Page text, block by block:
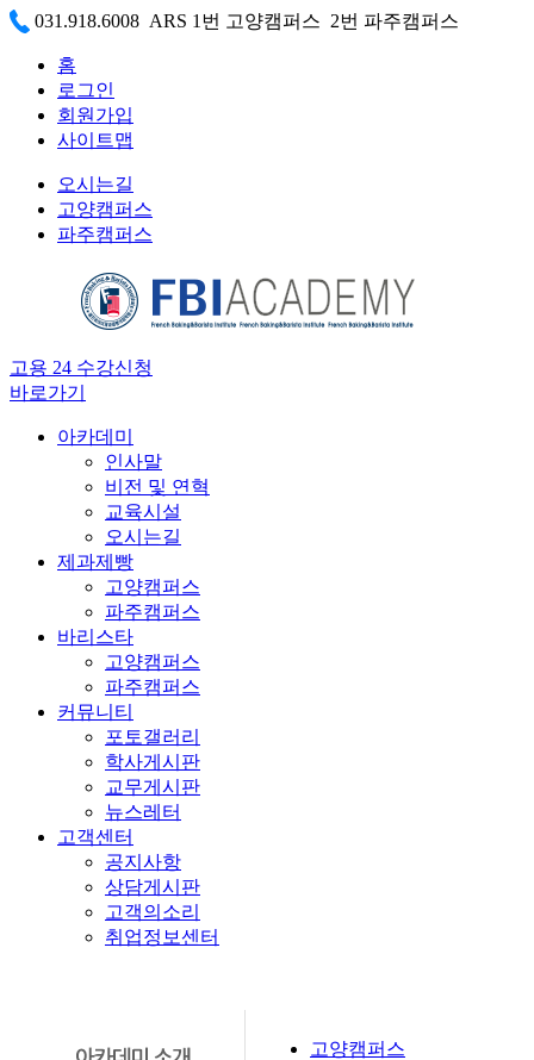
031.918.6008 ARS 1번 고양캠퍼스 2번 파주캠퍼스
홈
로그인
회원가입
사이트맵
오시는길
고양캠퍼스
파주캠퍼스
고용 24 수강신청
바로가기
아카데미
인사말
비전 및 연혁
교육시설
오시는길
제과제빵
고양캠퍼스
파주캠퍼스
바리스타
고양캠퍼스
파주캠퍼스
커뮤니티
포토갤러리
학사게시판
교무게시판
뉴스레터
고객센터
공지사항
상담게시판
고객의소리
취업정보센터
고양캠퍼스